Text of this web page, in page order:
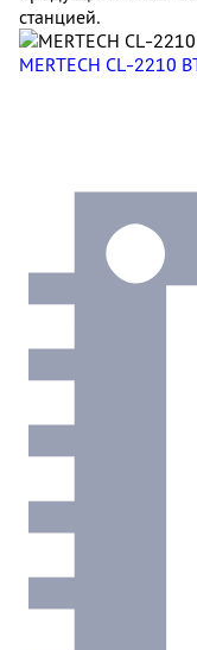
станцией.
MERTECH CL-2210